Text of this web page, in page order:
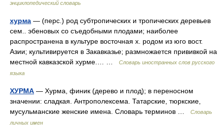
энциклопедический словарь
хурма — (перс.) род субтропических и тропических деревьев
сем.. эбеновых со съедобными плодами; наиболее
распространена в культуре восточная х. родом из юго вост.
Азии; культивируется в Закавказье; размножается прививкой на
местной кавказской хурме.… …
Словарь иностранных слов русского
языка
ХУРМА — Хурма, финик (дерево и плод); в переносном
значении: сладкая. Антрополексема. Татарские, тюркские,
мусульманские женские имена. Словарь терминов …
Словарь
личных имен